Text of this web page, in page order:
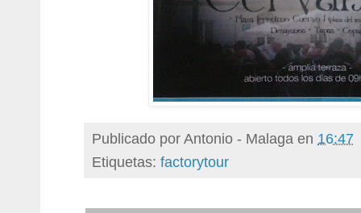
Publicado porAntonio - Malaga en 16:47
Etiquetas: factorytour